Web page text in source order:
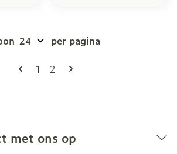
Pagina's
U lees momenteel pagina
1 Pagina
2
per pagina
met ons op